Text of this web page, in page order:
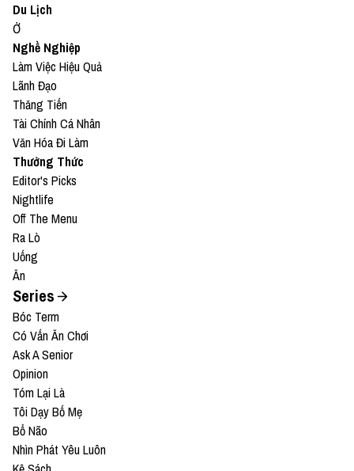
Du Lịch
Ở
Nghề Nghiệp
Làm Việc Hiệu Quả
Lãnh Đạo
Thăng Tiến
Tài Chính Cá Nhân
Văn Hóa Đi Làm
Thưởng Thức
Editor's Picks
Nightlife
Off The Menu
Ra Lò
Uống
Ăn
Series
Bóc Term
Có Vấn Ăn Chơi
Ask A Senior
Opinion
Tóm Lại Là
Tôi Dạy Bố Mẹ
Bổ Não
Nhìn Phát Yêu Luôn